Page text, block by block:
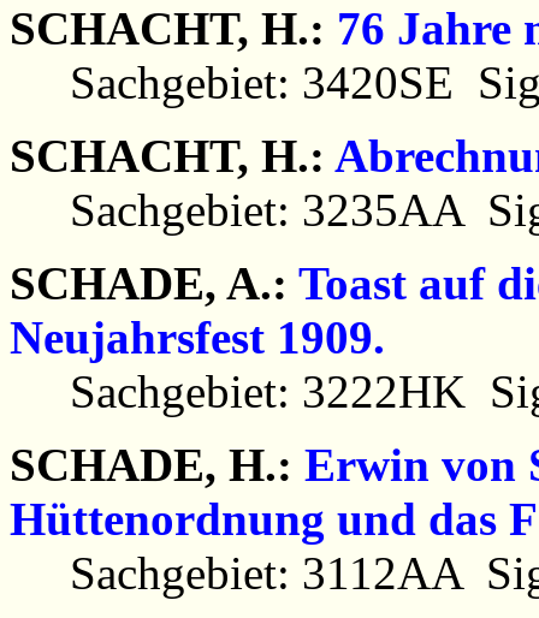
SCHACHT, H.: 76 Jahre
Sachgebiet: 3420SE
SCHACHT, H.:
Sachgebiet: 3235AA
SCHADE, A.: Toast auf
Neujahrsfest 1909.
Sachgebiet: 3222HK
SCHADE, H.: Erwin von
Hüttenordnung und das
Sachgebiet: 3112AA